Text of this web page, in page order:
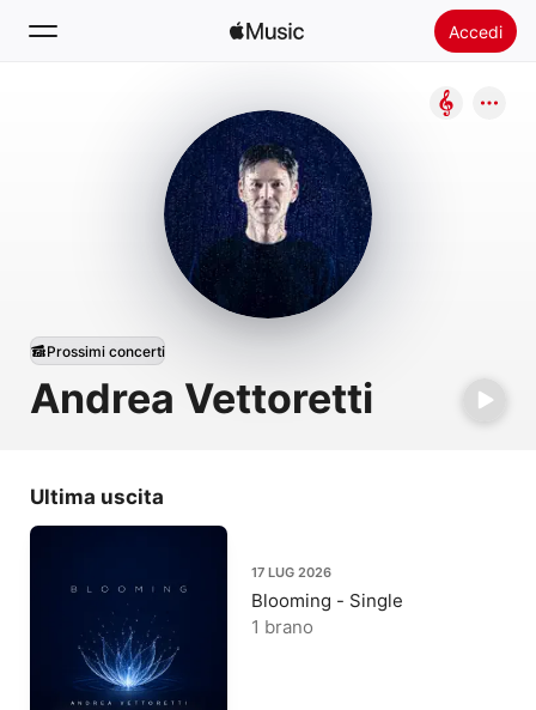
Accedi
Installare Apple Music
Andrea Vettoretti
Prossimi concerti
Ultima uscita
17 LUG 2026
Blooming - Single
1 brano